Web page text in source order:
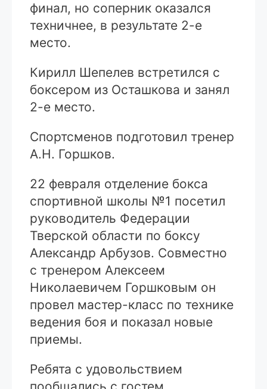
финал, но соперник оказался
техничнее, в результате 2-е
место.
Кирилл Шепелев встретился с
боксером из Осташкова и занял
2-е место.
Спортсменов подготовил тренер
А.Н. Горшков.
22 февраля отделение бокса
спортивной школы №1 посетил
руководитель Федерации
Тверской области по боксу
Александр Арбузов. Совместно
с тренером Алексеем
Николаевичем Горшковым он
провел мастер-класс по технике
ведения боя и показал новые
приемы.
Ребята с удовольствием